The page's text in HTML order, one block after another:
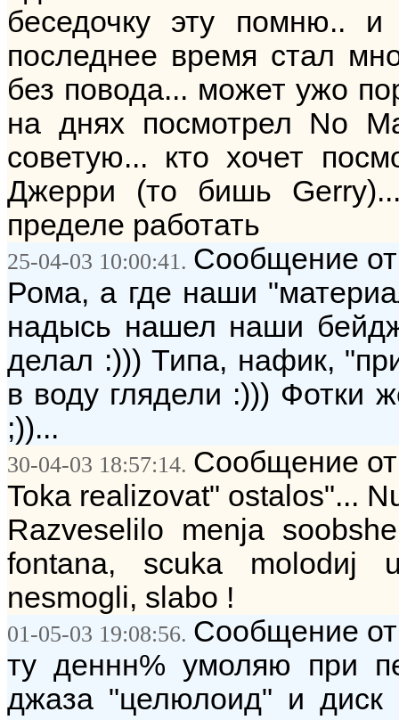
беседочку эту помню..
последнее время стал
без повода... может ужо
на днях посмотрел No
советую... кто хочет
Джерри (то бишь
пределе работать
25-04-03 10:00:41. Сообщение
Рома, а где наши
надысь нашел наши
делал :))) Типа, нафик,
в воду глядели :))) Фотки
;))...
30-04-03 18:57:14. Сообщение
Toka realizovat" ostalos"...
Razveselilo menja
fontana, scuka molodиj
nesmogli, slabo !
01-05-03 19:08:56. Сообщение
ту деннн% умоляю при
джаза "целюлоид" и